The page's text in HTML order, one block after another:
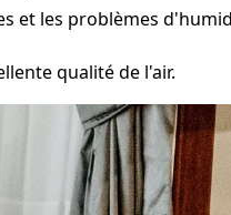
et les problèmes
qualité de l'air.